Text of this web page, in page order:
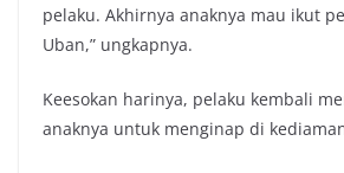
pelaku. Akhirnya anaknya mau ikut
Uban,” ungkapnya.
Keesokan harinya, pelaku kembali
anaknya untuk menginap di